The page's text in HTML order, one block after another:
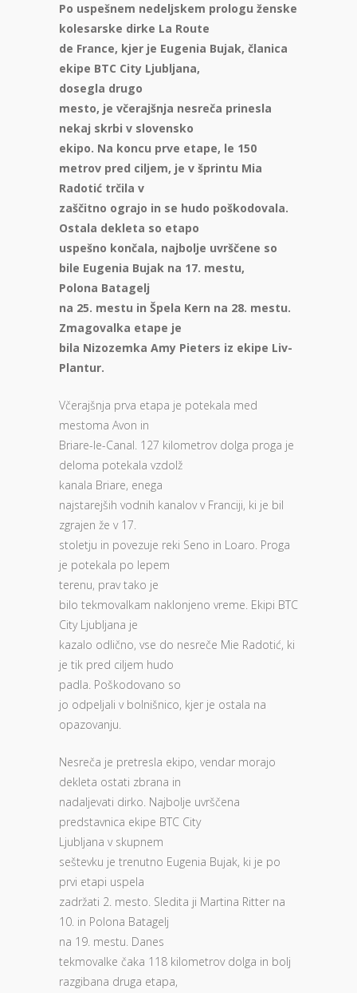
Po uspešnem nedeljskem prologu ženske
kolesarske dirke La Route
de France, kjer je Eugenia Bujak, članica
ekipe BTC City Ljubljana,
dosegla drugo
mesto, je včerajšnja nesreča prinesla
nekaj skrbi v slovensko
ekipo. Na koncu prve etape, le 150
metrov pred ciljem, je v šprintu Mia
Radotić trčila v
zaščitno ograjo in se hudo poškodovala.
Ostala dekleta so etapo
uspešno končala, najbolje uvrščene so
bile Eugenia Bujak na 17. mestu,
Polona Batagelj
na 25. mestu in Špela Kern na 28. mestu.
Zmagovalka etape je
bila Nizozemka Amy Pieters iz ekipe Liv-
Plantur.
Včerajšnja prva etapa je potekala med
mestoma Avon in
Briare-le-Canal. 127 kilometrov dolga proga je
deloma potekala vzdolž
kanala Briare, enega
najstarejših vodnih kanalov v Franciji, ki je bil
zgrajen že v 17.
stoletju in povezuje reki Seno in Loaro. Proga
je potekala po lepem
terenu, prav tako je
bilo tekmovalkam naklonjeno vreme. Ekipi BTC
City Ljubljana je
kazalo odlično, vse do nesreče Mie Radotić, ki
je tik pred ciljem hudo
padla. Poškodovano so
jo odpeljali v bolnišnico, kjer je ostala na
opazovanju.
Nesreča je pretresla ekipo, vendar morajo
dekleta ostati zbrana in
nadaljevati dirko. Najbolje uvrščena
predstavnica ekipe BTC City
Ljubljana v skupnem
seštevku je trenutno Eugenia Bujak, ki je po
prvi etapi uspela
zadržati 2. mesto. Sledita ji Martina Ritter na
10. in Polona Batagelj
na 19. mestu. Danes
tekmovalke čaka 118 kilometrov dolga in bolj
razgibana druga etapa,